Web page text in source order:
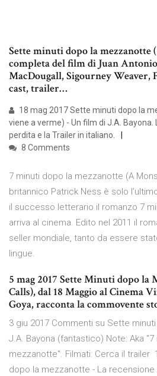
Sette minuti dopo la mezzanotte
completa del film di Juan
MacDougall, Sigourney Weaver,
cast, trailer…
18 mag 2017 Sette minuti dopo la
viene a verme) - Un film di J.A.
perdita e la Trailer in italiano.
8 Comments
7 minuti dopo la mezzanotte (A
britannico Patrick Ness è solo
il successo letterario il romanzo 7
arriva al cinema. Edito nel 2011 il
seller mondiale, tanto da essere
lingue.
5 mag 2017 Sette Minuti dopo la
Calls), dal 18 Maggio al Cinema
Goya, racconta la commovente
3 giu 2017 Commenti su Sette
J.A. Bayona (fantastico) Note: Aka
mezzanotte". Filmati: Cerca il trailer
dopo la mezzanotte - La